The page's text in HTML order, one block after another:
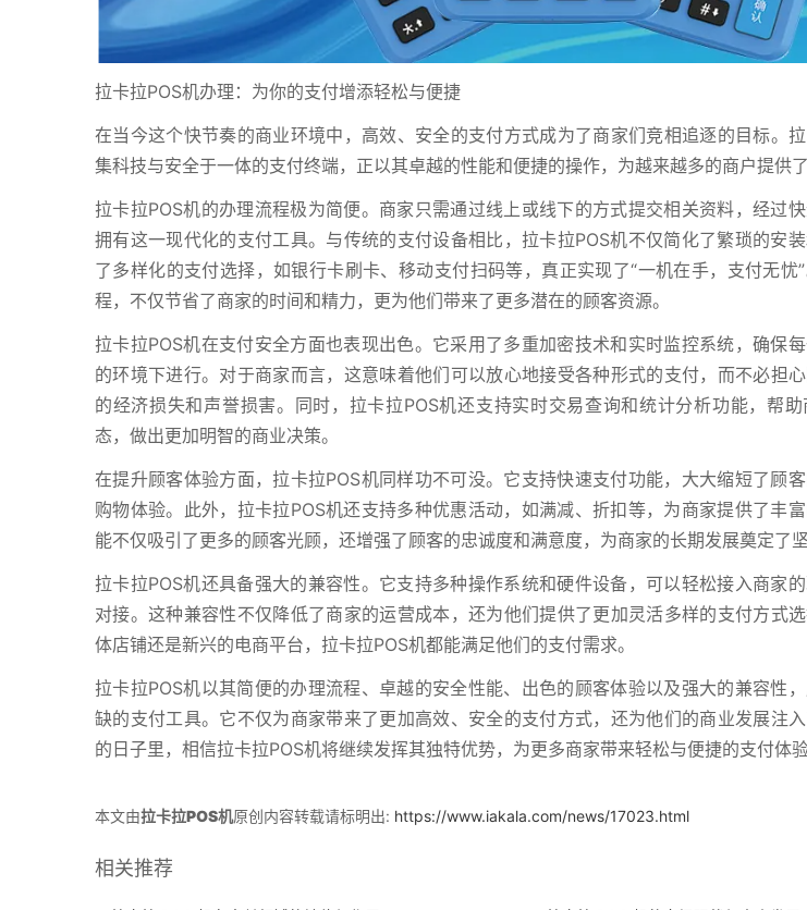
拉卡拉POS机办理：为你的支付增添轻松与便捷
在当今这个快节奏的商业环境中，高效、安全的支付方式成为了商家们竞相追逐的目标。
集科技与安全于一体的支付终端，正以其卓越的性能和便捷的操作，为越来越多的商户提供了
拉卡拉POS机的办理流程极为简便。商家只需通过线上或线下的方式提交相关资料，经过
拥有这一现代化的支付工具。与传统的支付设备相比，拉卡拉POS机不仅简化了繁琐的安
了多样化的支付选择，如银行卡刷卡、移动支付扫码等，真正实现了“一机在手，支付无忧
程，不仅节省了商家的时间和精力，更为他们带来了更多潜在的顾客资源。
拉卡拉POS机在支付安全方面也表现出色。它采用了多重加密技术和实时监控系统，确保
的环境下进行。对于商家而言，这意味着他们可以放心地接受各种形式的支付，而不必担
的经济损失和声誉损害。同时，拉卡拉POS机还支持实时交易查询和统计分析功能，帮
态，做出更加明智的商业决策。
在提升顾客体验方面，拉卡拉POS机同样功不可没。它支持快速支付功能，大大缩短了顾
购物体验。此外，拉卡拉POS机还支持多种优惠活动，如满减、折扣等，为商家提供了丰
能不仅吸引了更多的顾客光顾，还增强了顾客的忠诚度和满意度，为商家的长期发展奠定了坚
拉卡拉POS机还具备强大的兼容性。它支持多种操作系统和硬件设备，可以轻松接入商家
对接。这种兼容性不仅降低了商家的运营成本，还为他们提供了更加灵活多样的支付方式
体店铺还是新兴的电商平台，拉卡拉POS机都能满足他们的支付需求。
拉卡拉POS机以其简便的办理流程、卓越的安全性能、出色的顾客体验以及强大的兼容性
缺的支付工具。它不仅为商家带来了更加高效、安全的支付方式，还为他们的商业发展注
的日子里，相信拉卡拉POS机将继续发挥其独特优势，为更多商家带来轻松与便捷的支付体验
本文由拉卡拉POS机原创内容转载请标明出: https://www.iakala.com/news/17023.html
相关推荐